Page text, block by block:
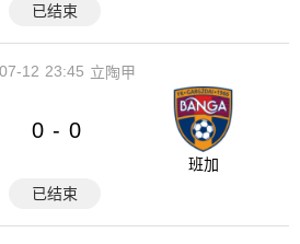
已结束
23:45
07-12 立陶甲
0 - 0
班加
已结束